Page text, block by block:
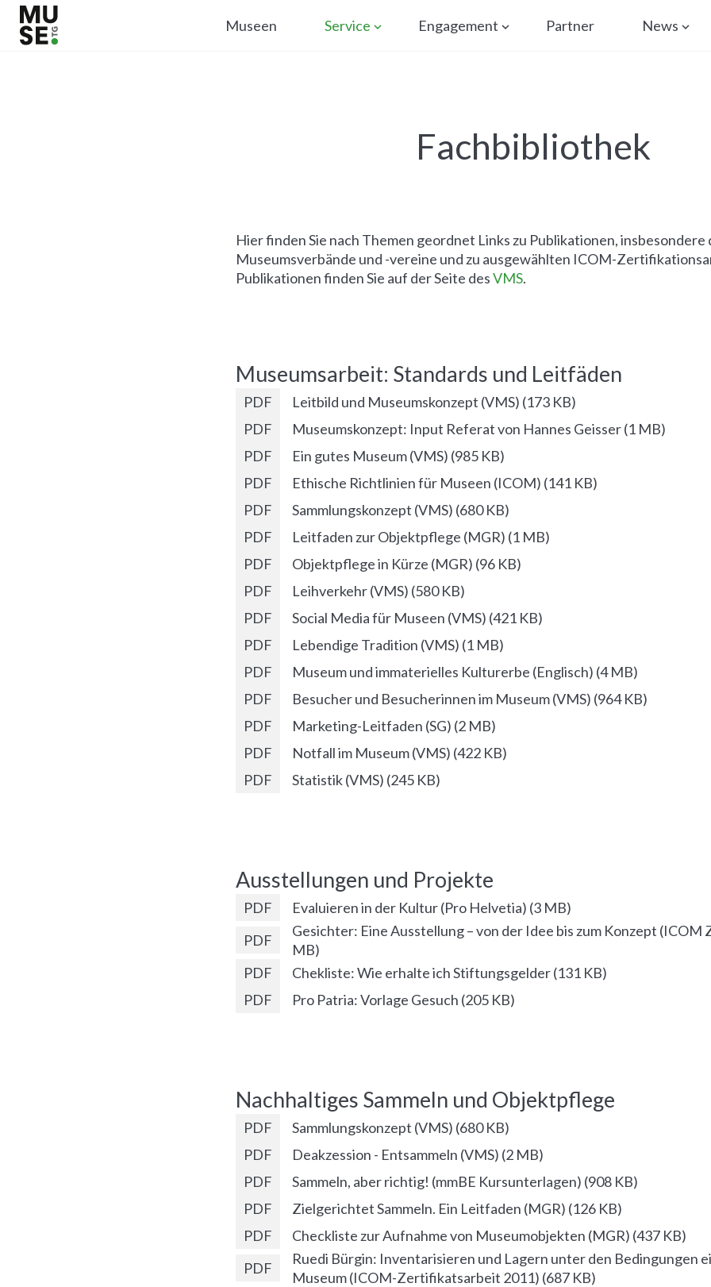
Museen Service Engagement Partner News
Fachbibliothek
Hier finden Sie nach Themen geordnet Links zu Publikationen, insbesondere
Museumsverbände und -vereine und zu ausgewählten ICOM-
Publikationen finden Sie auf der Seite desVMS.
Museumsarbeit: Standards und Leitfäden
PDF Leitbild und Museumskonzept (VMS) (173 KB)
PDF
Museumskonzept: Input Referat von Hannes Geisser(1 MB)
PDF
Ein gutes Museum (VMS) (985 KB)
PDF
Ethische Richtlinien für Museen (ICOM) (141 KB)
PDF
Sammlungskonzept (VMS) (680 KB)
PDF
Leitfaden zur Objektpflege (MGR) (1 MB)
PDF
Objektpflege in Kürze (MGR) (96 KB)
PDF
Leihverkehr (VMS) (580 KB)
PDF
Social Media für Museen (VMS) (421 KB)
PDF
Lebendige Tradition (VMS) (1 MB)
PDF
Museum und immaterielles Kulturerbe (Englisch) (4 MB)
PDF
Besucher und Besucherinnen im Museum (VMS) (964 KB)
PDF
Marketing-Leitfaden (SG) (2 MB)
PDF
Notfall im Museum (VMS) (422 KB)
PDF
Statistik (VMS) (245 KB)
Ausstellungen und Projekte
PDF Evaluieren in der Kultur (Pro Helvetia) (3 MB)
PDF
Gesichter: Eine Ausstellung – von der Idee bis zum Konzept
MB)
PDF
Chekliste: Wie erhalte ich Stiftungsgelder(131 KB)
PDF
Pro Patria: Vorlage Gesuch (205 KB)
Nachhaltiges Sammeln und Objektpflege
PDF Sammlungskonzept (VMS) (680 KB)
PDF
Deakzession - Entsammeln (VMS) (2 MB)
PDF
Sammeln, aber richtig! (mmBE Kursunterlagen) (908 KB)
PDF
Zielgerichtet Sammeln. Ein Leitfaden (MGR) (126 KB)
PDF
Checkliste zur Aufnahme von Museumobjekten (MGR) (437 KB)
PDF
Ruedi Bürgin: Inventarisieren und Lagern unter den Bedingungen
Museum (ICOM-Zertifikatsarbeit 2011) (687 KB)